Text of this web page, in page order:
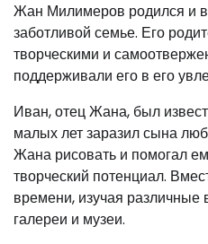
Жан Милимеров родился и
заботливой семье. Его
творческими и
поддерживали его в его
Иван, отец Жана, был
малых лет заразил сына
Жана рисовать и помогал
творческий потенциал.
времени, изучая различные
галереи и музеи.